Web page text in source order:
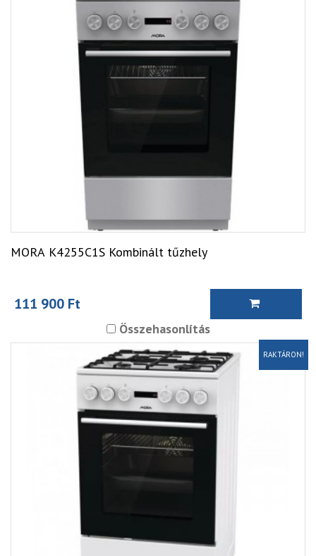
MORA K4255C1S Kombinált tűzhely
111 900 Ft
Összehasonlítás
RAKTÁRON!